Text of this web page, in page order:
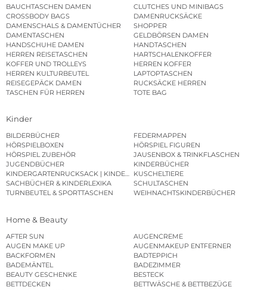
BAUCHTASCHEN DAMEN
CLUTCHES UND MINIBAGS
CROSSBODY BAGS
DAMENRUCKSÄCKE
DAMENSCHALS & DAMENTÜCHER
SHOPPER
DAMENTASCHEN
GELDBÖRSEN DAMEN
HANDSCHUHE DAMEN
HANDTASCHEN
HERREN REISETASCHEN
HARTSCHALENKOFFER
KOFFER UND TROLLEYS
HERREN KOFFER
HERREN KULTURBEUTEL
LAPTOPTASCHEN
REISEGEPÄCK DAMEN
RUCKSÄCKE HERREN
TASCHEN FÜR HERREN
TOTE BAG
Kinder
BILDERBÜCHER
FEDERMAPPEN
HÖRSPIELBOXEN
HÖRSPIEL FIGUREN
HÖRSPIEL ZUBEHÖR
JAUSENBOX & TRINKFLASCHEN
JUGENDBÜCHER
KINDERBÜCHER
KINDERGARTENRUCKSACK | KINDERGARTENBEUTEL
KUSCHELTIERE
SACHBÜCHER & KINDERLEXIKA
SCHULTASCHEN
TURNBEUTEL & SPORTTASCHEN
WEIHNACHTSKINDERBÜCHER
Home & Beauty
AFTER SUN
AUGENCREME
AUGEN MAKE UP
AUGENMAKEUP ENTFERNER
BACKFORMEN
BADTEPPICH
BADEMÄNTEL
BADEZIMMER
BEAUTY GESCHENKE
BESTECK
BETTDECKEN
BETTWÄSCHE & BETTBEZÜGE